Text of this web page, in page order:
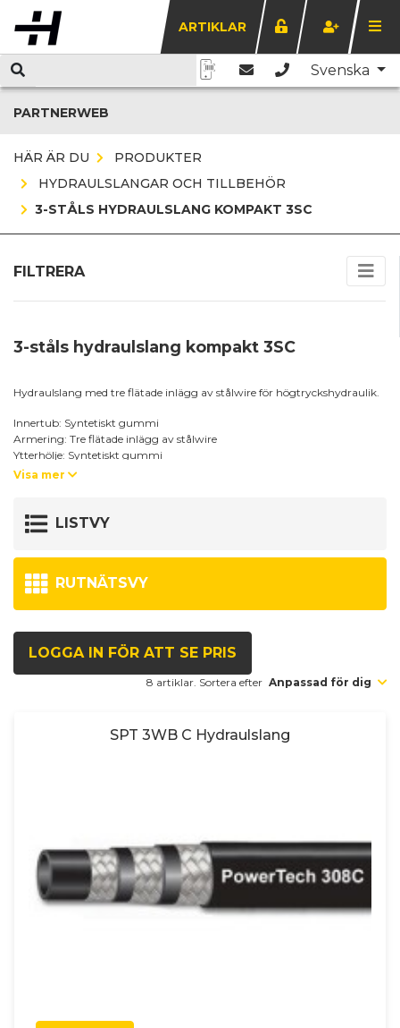
ARTIKLAR
Svenska
PARTNERWEB
HÄR ÄR DU
PRODUKTER
HYDRAULSLANGAR OCH TILLBEHÖR
3-STÅLS HYDRAULSLANG KOMPAKT 3SC
FILTRERA
3-ståls hydraulslang kompakt 3SC
Hydraulslang med tre flätade inlägg av stålwire för högtryckshydraulik.
Innertub: Syntetiskt gummi
Armering: Tre flätade inlägg av stålwire
Ytterhölje: Syntetiskt gummi
Temp.omr: -40°C till +120°C
Kännetecken: Testad upp till 500.000 tryckimpulser.
Visa mer
LISTVY
RUTNÄTSVY
LOGGA IN FÖR ATT SE PRIS
8 artiklar. Sortera efter Anpassad för dig
SPT 3WB C Hydraulslang